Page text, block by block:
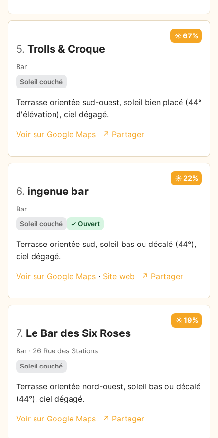
5. Trolls & Croque
Bar
☀️ 67%
Soleil couché
Terrasse orientée sud-ouest, soleil bien placé (44°
d'élévation), ciel dégagé.
Voir sur Google Maps ↗ Partager
6. ingenue bar
Bar
☀️ 22%
Soleil couché ✓ Ouvert
Terrasse orientée sud, soleil bas ou décalé (44°),
ciel dégagé.
Voir sur Google Maps · Site web ↗ Partager
7. Le Bar des Six Roses
Bar · 26 Rue des Stations
☀️ 19%
Soleil couché
Terrasse orientée nord-ouest, soleil bas ou décalé
(44°), ciel dégagé.
Voir sur Google Maps ↗ Partager